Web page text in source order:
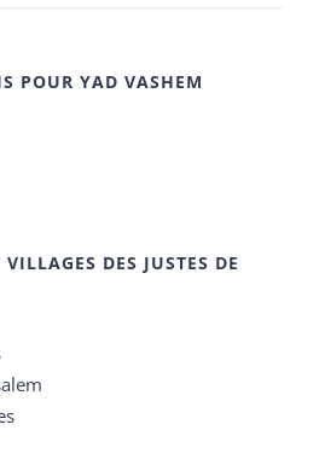
POUR YAD VASHEM
DES JUSTES DE